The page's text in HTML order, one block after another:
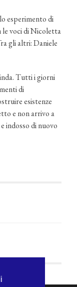
esperimento di
voci di Nicoletta
gli altri: Daniele
Tutti i giorni
di
esistenze
e non arrivo a
indosso di nuovo